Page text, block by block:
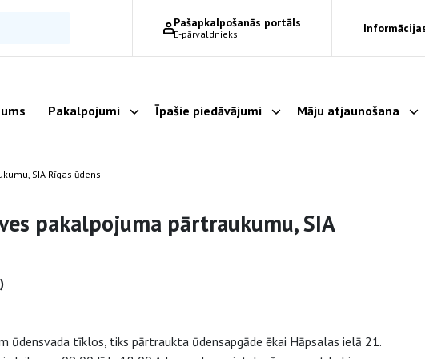
Pašapkalpošanās portāls
E-pārvaldnieks
Pakalpojumi Parādīt apakšizvēlni
Īpašie piedāvājumi Parādīt apakšizvēlni
Māju atjaunošana
SIA Rīgas ūdens
pakalpojuma pārtraukumu, SIA
ūdensvada tīklos, tiks pārtraukta ūdensapgāde ēkai Hāpsalas ielā 21.